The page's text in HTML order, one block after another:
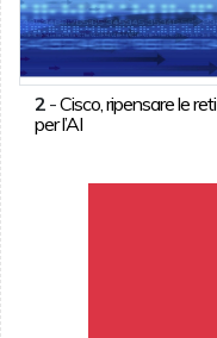
2-Cisco, ripensare le reti
per l’AI